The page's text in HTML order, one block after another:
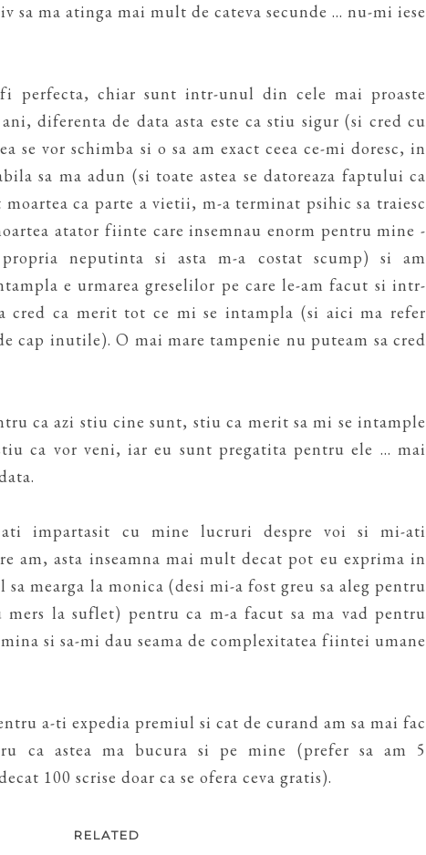
ma atinga mai mult de cateva secunde ... nu-mi iese
perfecta, chiar sunt intr-unul din cele mai proaste
diferenta de data asta este ca stiu sigur (si cred cu
se vor schimba si o sa am exact ceea ce-mi doresc, in
sa ma adun (si toate astea se datoreaza faptului ca
moartea ca parte a vietii, m-a terminat psihic sa traiesc
atator fiinte care insemnau enorm pentru mine -
neputinta si asta m-a costat scump) si am
e urmarea greselilor pe care le-am facut si intr-
cred ca merit tot ce mi se intampla (si aici ma refer
cap inutile). O mai mare tampenie nu puteam sa cred
ca azi stiu cine sunt, stiu ca merit sa mi se intample
ca vor veni, iar eu sunt pregatita pentru ele ... mai
impartasit cu mine lucruri despre voi si mi-ati
am, asta inseamna mai mult decat pot eu exprima in
sa mearga la monica (desi mi-a fost greu sa aleg pentru
la suflet) pentru ca m-a facut sa ma vad pentru
si sa-mi dau seama de complexitatea fiintei umane
a-ti expedia premiul si cat de curand am sa mai fac
ca astea ma bucura si pe mine (prefer sa am 5
100 scrise doar ca se ofera ceva gratis).
RELATED